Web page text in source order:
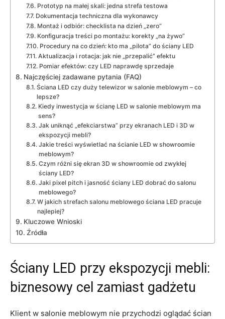
Prototyp na małej skali: jedna strefa testowa
Dokumentacja techniczna dla wykonawcy
Montaż i odbiór: checklista na dzień „zero”
Konfiguracja treści po montażu: korekty „na żywo”
Procedury na co dzień: kto ma „pilota” do ściany LED
Aktualizacja i rotacja: jak nie „przepalić” efektu
Pomiar efektów: czy LED naprawdę sprzedaje
Najczęściej zadawane pytania (FAQ)
Ściana LED czy duży telewizor w salonie meblowym – co
lepsze?
Kiedy inwestycja w ścianę LED w salonie meblowym ma
sens?
Jak uniknąć „efekciarstwa” przy ekranach LED i 3D w
ekspozycji mebli?
Jakie treści wyświetlać na ścianie LED w showroomie
meblowym?
Czym różni się ekran 3D w showroomie od zwykłej
ściany LED?
Jaki pixel pitch i jasność ściany LED dobrać do salonu
meblowego?
W jakich strefach salonu meblowego ściana LED pracuje
najlepiej?
Kluczowe Wnioski
Źródła
Ściany LED przy ekspozycji mebli:
biznesowy cel zamiast gadżetu
Klient w salonie meblowym nie przychodzi oglądać ścian